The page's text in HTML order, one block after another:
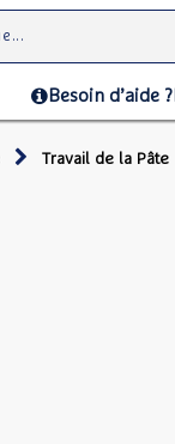
Besoin d’aide ?
Travail de la Pâte